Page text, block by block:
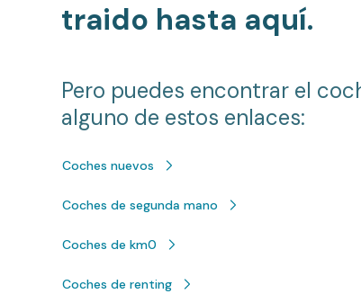
traido hasta aquí.
Pero puedes encontrar el
alguno de estos enlaces:
Coches nuevos
Coches de segunda mano
Coches de km0
Coches de renting